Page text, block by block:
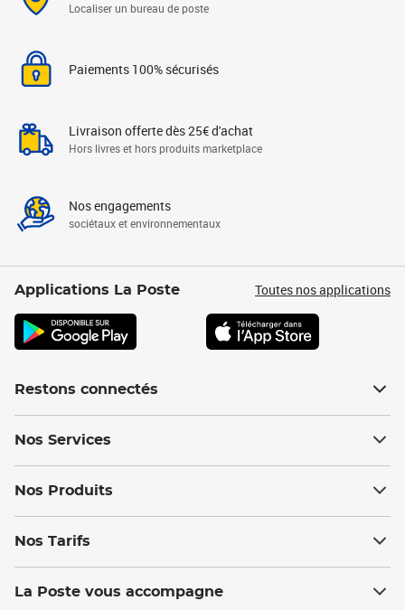
Localiser un bureau de poste
Paiements 100% sécurisés
Livraison offerte dès 25€ d'achat
Hors livres et hors produits marketplace
Nos engagements
sociétaux et environnementaux
Applications La Poste Toutes nos applications
Restons connectés
Nos Services
Nos Produits
Nos Tarifs
La Poste vous accompagne